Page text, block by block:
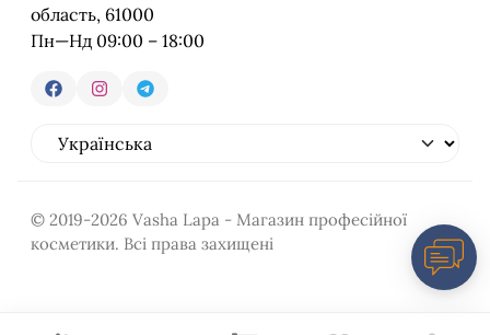
область, 61000
Пн—Нд 09:00 – 18:00
© 2019-2026 Vasha Lapa - Магазин професійної
косметики. Всі права захищені